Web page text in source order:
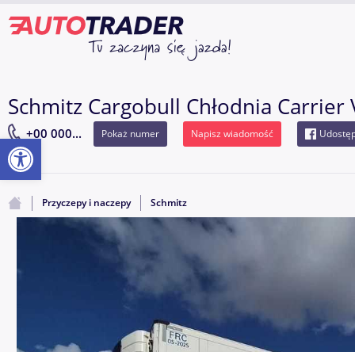
Schmitz Cargobull Chłodnia Carrier
+00 000... Pokaż numer Napisz wiadomość
Przyczepy i naczepy Schmitz
Otwórz pasek narzędzi